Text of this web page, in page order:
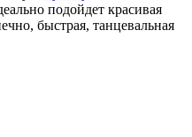
подойдет красивая
быстрая, танцевальная